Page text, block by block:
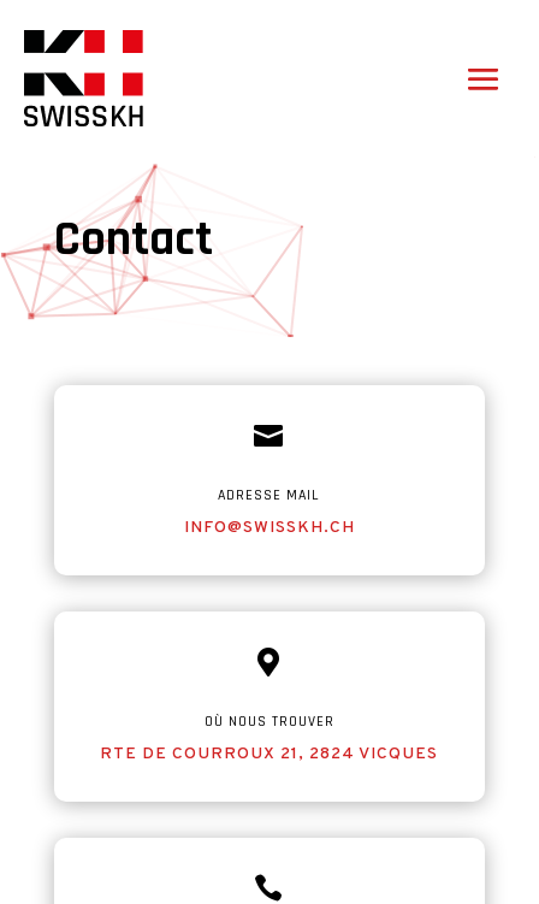
Contact

ADRESSE MAIL
INFO@SWISSKH.CH

OÙ NOUS TROUVER
RTE DE COURROUX 21, 2824 VICQUES
